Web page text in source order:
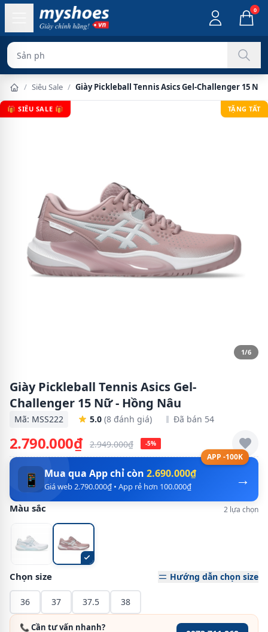
0
Sản phẩm chính hã
/ Siêu Sale / Giày Pickleball Tennis Asics Gel-Challenger 15 Nữ
🎁 SIÊU SALE 🎁 TẶNG TẤT
1/6
Giày Pickleball Tennis Asics Gel-
Challenger 15 Nữ - Hồng Nâu
Mã: MSS222 5.0 (8 đánh giá) Đã bán 54
2.790.000₫ 2.949.000₫ -5%
APP -100K
→
📱 Mua qua App chỉ còn 2.690.000₫
Giá web 2.790.000₫ • App rẻ hơn 100.000₫
Màu sắc 2 lựa chọn
Chọn size Hướng dẫn chọn size
36 37 37.5 38
📞 Cần tư vấn nhanh?